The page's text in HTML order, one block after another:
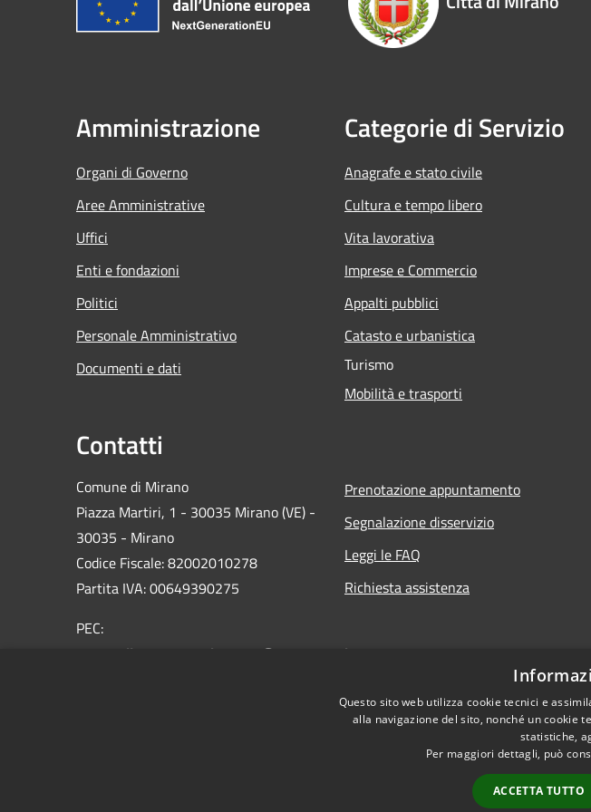
Amministrazione
Organi di Governo
Aree Amministrative
Uffici
Enti e fondazioni
Politici
Personale Amministrativo
Documenti e dati
Categorie di Servizio
Anagrafe e stato civile
Cultura e tempo libero
Vita lavorativa
Imprese e Commercio
Appalti pubblici
Catasto e urbanistica
Turismo
Mobilità e trasporti
Contatti
Comune di Mirano
Piazza Martiri, 1 - 30035 Mirano (VE) -
30035 - Mirano
Codice Fiscale: 82002010278
Partita IVA: 00649390275
PEC:
protocollo.comune.mirano.ve@pecveneto.it
Prenotazione appuntamento
Segnalazione disservizio
Leggi le FAQ
Richiesta assistenza
Questo sito web utilizza cookie tecnici e
alla navigazione del sito, nonché un cookie
statistiche,
Per maggiori dettagli, può
ACCETTA TUTTO